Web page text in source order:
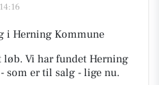
i Herning Kommune
Vi har fundet Herning
som er til salg - lige nu.